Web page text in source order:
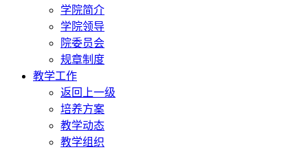
学院简介
学院领导
院委员会
规章制度
教学工作
返回上一级
培养方案
教学动态
教学组织